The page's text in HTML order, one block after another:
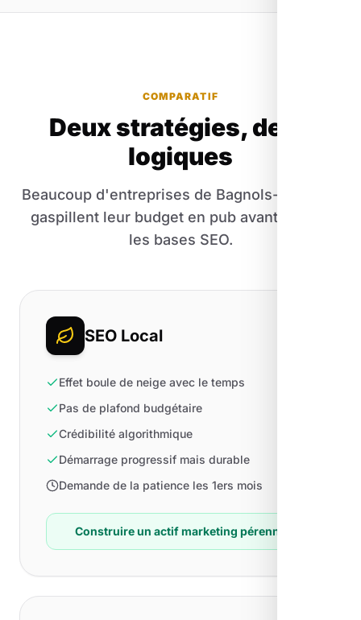
COMPARATIF
Deux stratégies, deux
logiques
Beaucoup d'entreprises de Bagnols-en-Forêt
gaspillent leur budget en pub avant d'avoir
les bases SEO.
SEO Local
Effet boule de neige avec le temps
Pas de plafond budgétaire
Crédibilité algorithmique
Démarrage progressif mais durable
Demande de la patience les 1ers mois
Construire un actif marketing pérenne